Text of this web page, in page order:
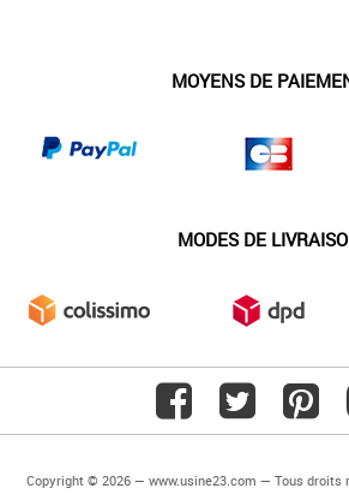
MOYENS DE
MODES DE
Copyright © 2026 — www.usine23.com — Tous droits